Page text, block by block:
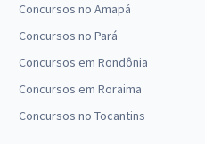
Concursos no Amapá
Concursos no Pará
Concursos em Rondônia
Concursos em Roraima
Concursos no Tocantins